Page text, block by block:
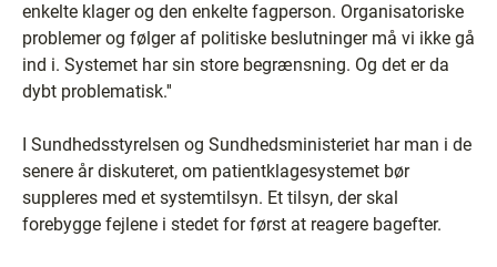
enkelte klager og den enkelte fagperson. Organisatoriske
problemer og følger af politiske beslutninger må vi ikke gå
ind i. Systemet har sin store begrænsning. Og det er da
dybt problematisk.''
I Sundhedsstyrelsen og Sundhedsministeriet har man i de
senere år diskuteret, om patientklagesystemet bør
suppleres med et systemtilsyn. Et tilsyn, der skal
forebygge fejlene i stedet for først at reagere bagefter.